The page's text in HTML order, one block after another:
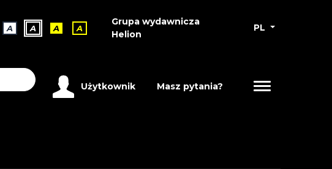
A A A A
Grupa wydawnicza
Helion
PL
Użytkownik Masz pytania?